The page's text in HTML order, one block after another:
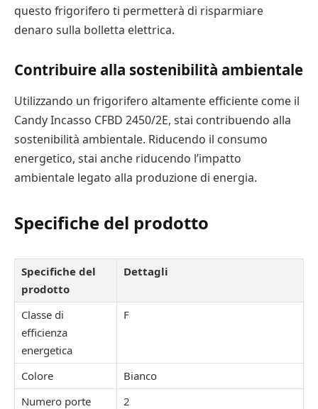
questo frigorifero ti permetterà di risparmiare
denaro sulla bolletta elettrica.
Contribuire alla sostenibilità ambientale
Utilizzando un frigorifero altamente efficiente come il
Candy Incasso CFBD 2450/2E, stai contribuendo alla
sostenibilità ambientale. Riducendo il consumo
energetico, stai anche riducendo l’impatto
ambientale legato alla produzione di energia.
Specifiche del prodotto
Specifiche del
prodotto
Dettagli
Classe di
efficienza
energetica
F
Colore
Bianco
Numero porte
2